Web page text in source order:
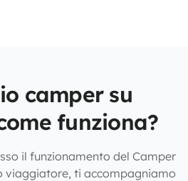
camper su
funziona?
il funzionamento del Camper
viaggiatore, ti accompagniamo